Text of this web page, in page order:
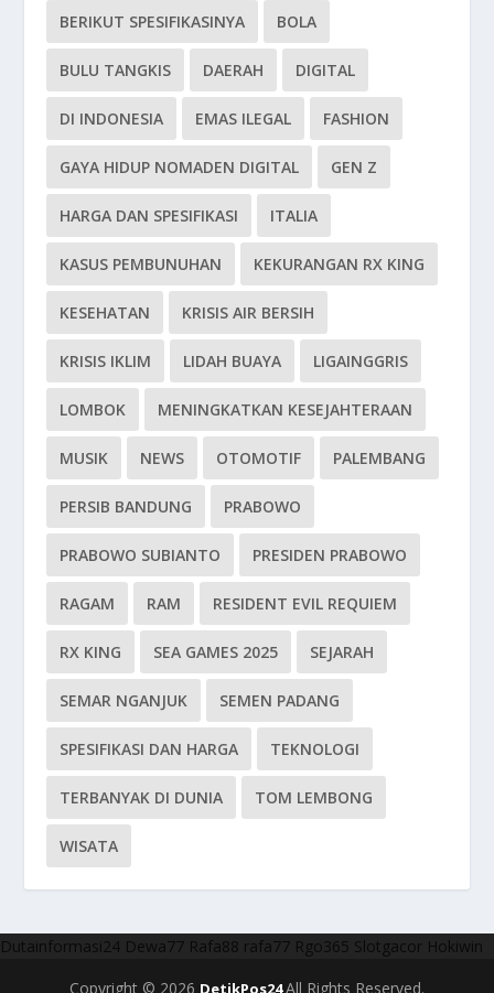
BERIKUT SPESIFIKASINYA BOLA
BULU TANGKIS DAERAH DIGITAL
DI INDONESIA EMAS ILEGAL FASHION
GAYA HIDUP NOMADEN DIGITAL GEN Z
HARGA DAN SPESIFIKASI ITALIA
KASUS PEMBUNUHAN KEKURANGAN RX KING
KESEHATAN KRISIS AIR BERSIH
KRISIS IKLIM LIDAH BUAYA LIGAINGGRIS
LOMBOK MENINGKATKAN KESEJAHTERAAN
MUSIK NEWS OTOMOTIF PALEMBANG
PERSIB BANDUNG PRABOWO
PRABOWO SUBIANTO PRESIDEN PRABOWO
RAGAM RAM RESIDENT EVIL REQUIEM
RX KING SEA GAMES 2025 SEJARAH
SEMAR NGANJUK SEMEN PADANG
SPESIFIKASI DAN HARGA TEKNOLOGI
TERBANYAK DI DUNIA TOM LEMBONG
WISATA
Dutainformasi24 Dewa77 Rafa88 rafa77 Rgo365 Slotgacor Hokiwin
Copyright © 2026 DetikPos24All Rights Reserved.